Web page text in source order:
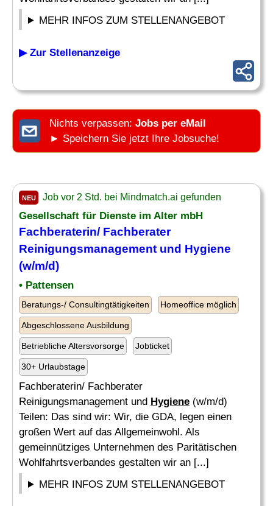
MEHR INFOS ZUM STELLENANGEBOT
▶ Zur Stellenanzeige
Nichts verpassen: Jobs per eMail
► Speichern Sie jetzt Ihre Jobsuche!
NEU Job vor 2 Std. bei Mindmatch.ai gefunden
Gesellschaft für Dienste im Alter mbH
Fachberaterin/ Fachberater
Reinigungsmanagement und Hygiene
(w/m/d)
• Pattensen
Beratungs-/ Consultingtätigkeiten Homeoffice möglich
Abgeschlossene Ausbildung
Betriebliche Altersvorsorge Jobticket
30+ Urlaubstage
Fachberaterin/ Fachberater
Reinigungsmanagement und Hygiene (w/m/d)
Teilen: Das sind wir: Wir, die GDA, legen einen
großen Wert auf das Allgemeinwohl. Als
gemeinnütziges Unternehmen des Paritätischen
Wohlfahrtsverbandes gestalten wir an [...]
MEHR INFOS ZUM STELLENANGEBOT